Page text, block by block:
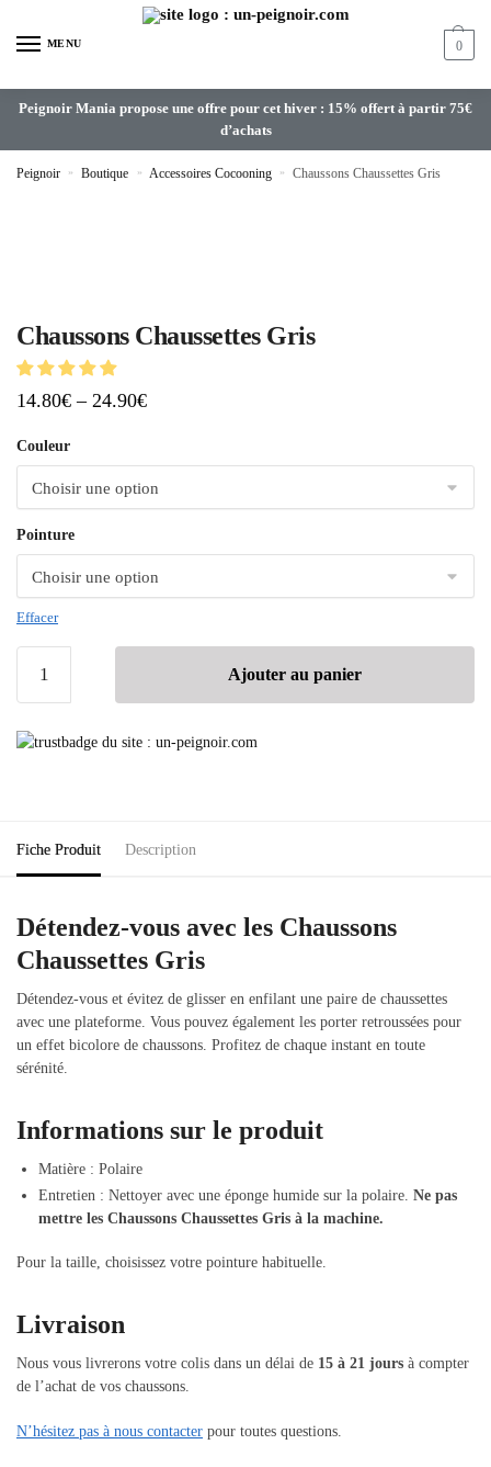
MENU 0
Peignoir Mania propose une offre pour cet hiver : 15% offert à partir 75€
d’achats
Peignoir » Boutique » Accessoires Cocooning » Chaussons Chaussettes Gris
Chaussons Chaussettes Gris
14.80€ – 24.90€
Couleur
Pointure
Effacer
Ajouter au panier
Fiche Produit Description
Détendez-vous avec les Chaussons
Chaussettes Gris
Détendez-vous et évitez de glisser en enfilant une paire de chaussettes
avec une plateforme. Vous pouvez également les porter retroussées pour
un effet bicolore de chaussons. Profitez de chaque instant en toute
sérénité.
Informations sur le produit
Matière : Polaire
Entretien : Nettoyer avec une éponge humide sur la polaire. Ne pas
mettre les Chaussons Chaussettes Gris à la machine.
Pour la taille, choisissez votre pointure habituelle.
Livraison
Nous vous livrerons votre colis dans un délai de 15 à 21 jours à compter
de l’achat de vos chaussons.
N’hésitez pas à nous contacter pour toutes questions.